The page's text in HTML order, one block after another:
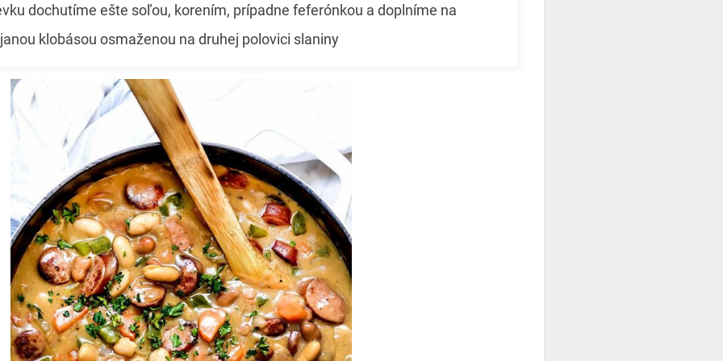
dochutíme ešte soľou, korením, prípadne feferónkou a doplníme na
klobásou osmaženou na druhej polovici slaniny